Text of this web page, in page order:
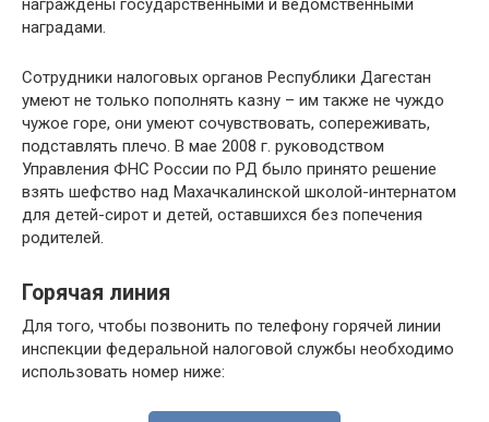
награждены государственными и ведомственными
наградами.
Сотрудники налоговых органов Республики Дагестан
умеют не только пополнять казну – им также не чуждо
чужое горе, они умеют сочувствовать, сопереживать,
подставлять плечо. В мае 2008 г. руководством
Управления ФНС России по РД было принято решение
взять шефство над Махачкалинской школой-интернатом
для детей-сирот и детей, оставшихся без попечения
родителей.
Горячая линия
Для того, чтобы позвонить по телефону горячей линии
инспекции федеральной налоговой службы необходимо
использовать номер ниже: